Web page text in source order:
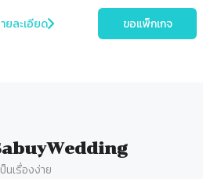
ยละเอียด ขอแพ็กเกจ
นเรื่องง่าย